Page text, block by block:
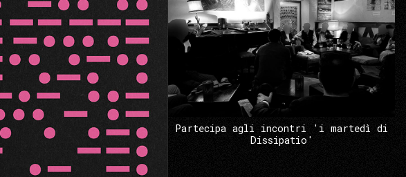
Partecipa agli incontri 'i martedì di
Dissipatio'